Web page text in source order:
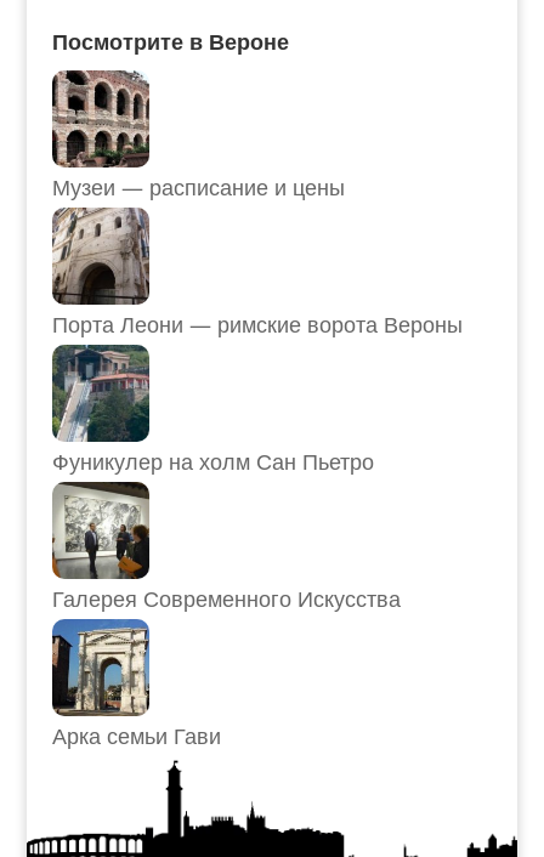
Посмотрите в Вероне
Музеи — расписание и цены
Порта Леони — римские ворота Вероны
Фуникулер на холм Сан Пьетро
Галерея Современного Искусства
Арка семьи Гави